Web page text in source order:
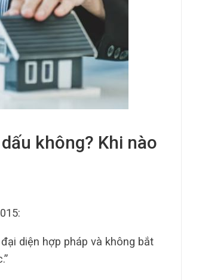
không? Khi nào
diện hợp pháp và không bắt